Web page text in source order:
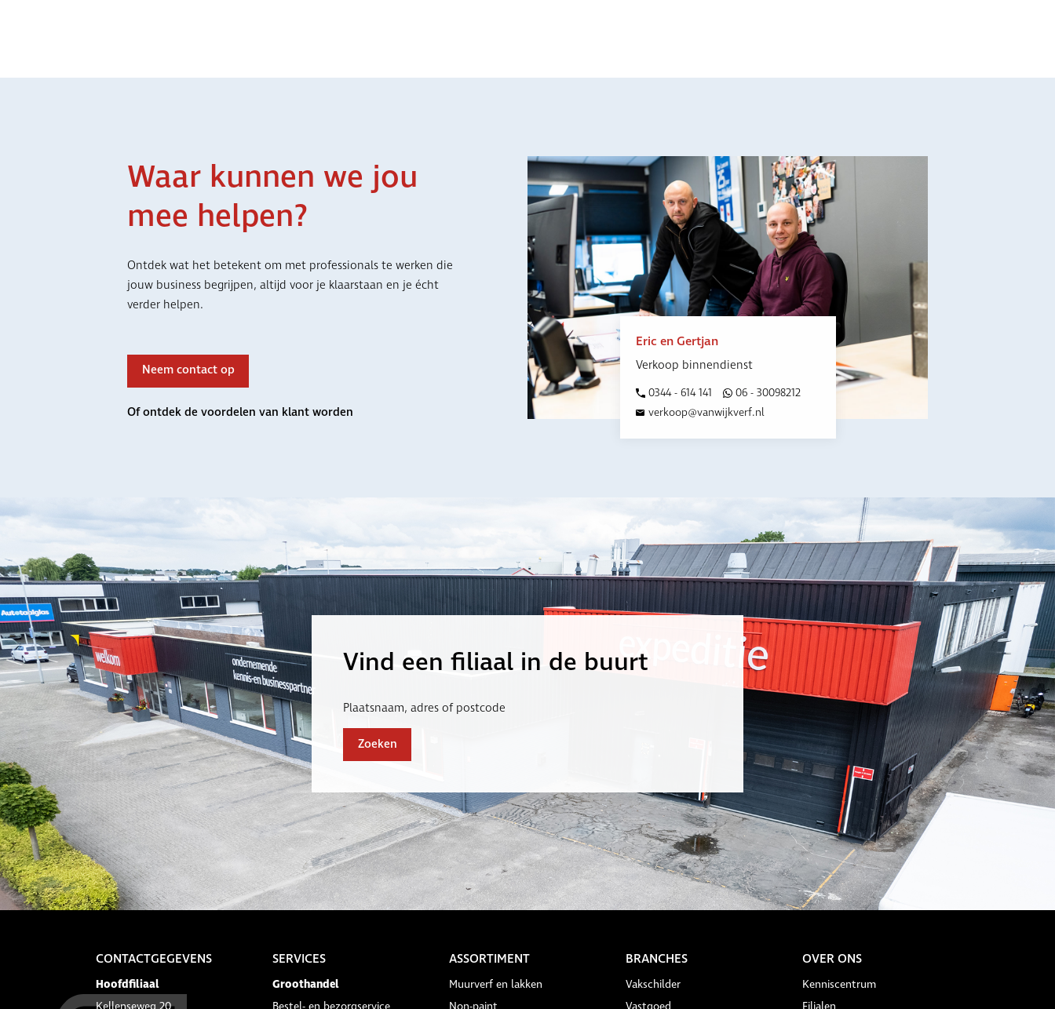
Waar kunnen we jou
mee helpen?
Ontdek wat het betekent om met professionals te werken die
jouw business begrijpen, altijd voor je klaarstaan en je écht
verder helpen.
Neem contact op
Of ontdek de voordelen van klant worden
Eric en Gertjan
Verkoop binnendienst
0344 - 614 141
06 - 30098212
verkoop@vanwijkverf.nl
Vind een filiaal in de buurt
Plaatsnaam, adres of postcode
Zoeken
CONTACTGEGEVENS
Hoofdfiliaal
SERVICES
Groothandel
ASSORTIMENT
Muurverf en lakken
BRANCHES
Vakschilder
OVER ONS
Kenniscentrum